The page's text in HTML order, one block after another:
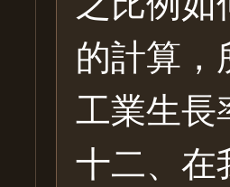
的計算
工業生長
十二、在